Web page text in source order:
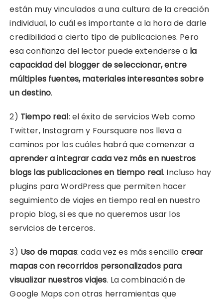
están muy vinculados a una cultura de la creación
individual, lo cuál es importante a la hora de darle
credibilidad a cierto tipo de publicaciones. Pero
esa confianza del lector puede extenderse a la
capacidad del blogger de seleccionar, entre
múltiples fuentes, materiales interesantes sobre
un destino.
2) Tiempo real: el éxito de servicios Web como
Twitter, Instagram y Foursquare nos lleva a
caminos por los cuáles habrá que comenzar a
aprender a integrar cada vez más en nuestros
blogs las publicaciones en tiempo real. Incluso hay
plugins para WordPress que permiten hacer
seguimiento de viajes en tiempo real en nuestro
propio blog, si es que no queremos usar los
servicios de terceros.
3) Uso de mapas: cada vez es más sencillo crear
mapas con recorridos personalizados para
visualizar nuestros viajes. La combinación de
Google Maps con otras herramientas que